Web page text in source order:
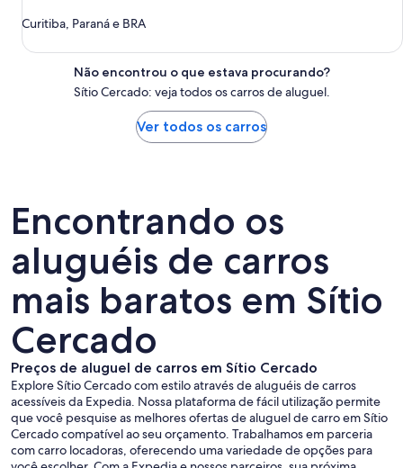
Curitiba, Paraná e BRA
Não encontrou o que estava procurando?
Sítio Cercado: veja todos os carros de aluguel.
Ver todos os carros
Encontrando os
aluguéis de carros
mais baratos em Sítio
Cercado
Preços de aluguel de carros em Sítio Cercado
Explore Sítio Cercado com estilo através de aluguéis de carros
acessíveis da Expedia. Nossa plataforma de fácil utilização permite
que você pesquise as melhores ofertas de aluguel de carro em Sítio
Cercado compatível ao seu orçamento. Trabalhamos em parceria
com carro locadoras, oferecendo uma variedade de opções para